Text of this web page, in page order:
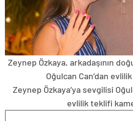
Zeynep Özkaya, arkadaşının
Oğulcan Can’dan
Zeynep Özkaya’ya sevgilisi
evlilik teklifi